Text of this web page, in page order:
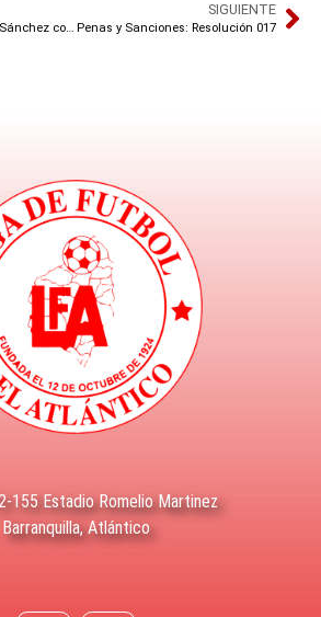
Dayana Acosta y Yuri Sánchez convocadas a Selección Fútbol Playa Femenina
SIGUIENTE
Penas y Sanciones: Resolución 017
155 Estadio Romelio Martinez
Barranquilla, Atlántico